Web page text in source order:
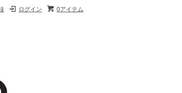
0アイテム
ログイン